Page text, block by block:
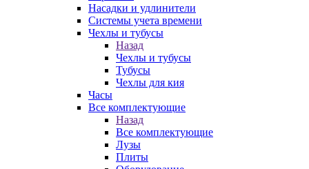
Насадки и удлинители
Системы учета времени
Чехлы и тубусы
Назад
Чехлы и тубусы
Тубусы
Чехлы для кия
Часы
Все комплектующие
Назад
Все комплектующие
Лузы
Плиты